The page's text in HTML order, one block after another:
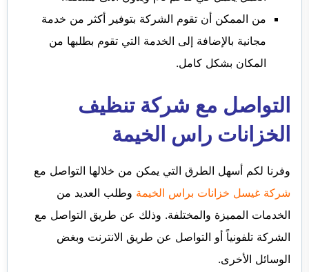
من الممكن أن تقوم الشركة بتوفير أكثر من خدمة
مجانية بالإضافة إلى الخدمة التي تقوم بطلبها من
المكان بشكل كامل.
التواصل مع شركة تنظيف
الخزانات راس الخيمة
وفرنا لكم أسهل الطرق التي يمكن من خلالها التواصل مع
شركة غيسل خزانات براس الخيمة وطلب العديد من
الخدمات المميزة والمختلفة. وذلك عن طريق التواصل مع
الشركة تلفونياً أو التواصل عن طريق الانترنت وبغض
الوسائل الأخرى.